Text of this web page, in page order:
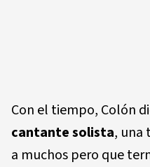
Con el tiempo, Colón
cantante solista, una
a muchos pero que